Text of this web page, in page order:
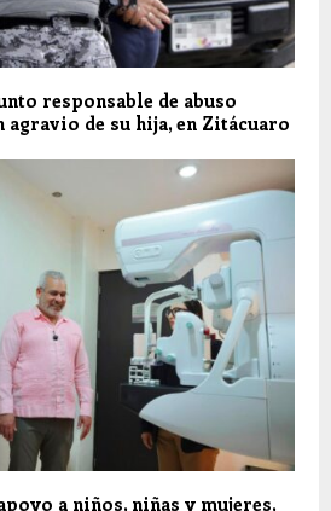
responsable de abuso
agravio de su hija, en Zitácuaro
a niños, niñas y mujeres,